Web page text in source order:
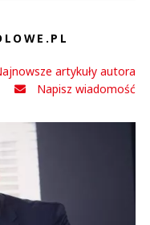
artykuły autora
Napisz wiadomość